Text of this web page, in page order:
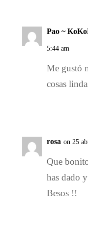
Pao ~
5:44 am
Me gustó
cosas
rosa on 25
Que
has dado
Besos !!